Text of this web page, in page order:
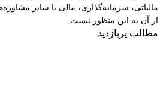
مالیاتی، سرمایه‌گذاری، مالی یا سایر
از آن به این منظور نیست.
مطالب پربازدید